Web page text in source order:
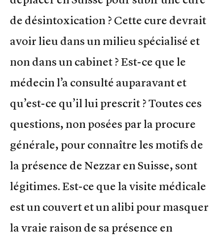
de désintoxication ? Cette cure devrait
avoir lieu dans un milieu spécialisé et
non dans un cabinet ? Est-ce que le
médecin l’a consulté auparavant et
qu’est-ce qu’il lui prescrit ? Toutes ces
questions, non posées par la procure
générale, pour connaître les motifs de
la présence de Nezzar en Suisse, sont
légitimes. Est-ce que la visite médicale
est un couvert et un alibi pour masquer
la vraie raison de sa présence en